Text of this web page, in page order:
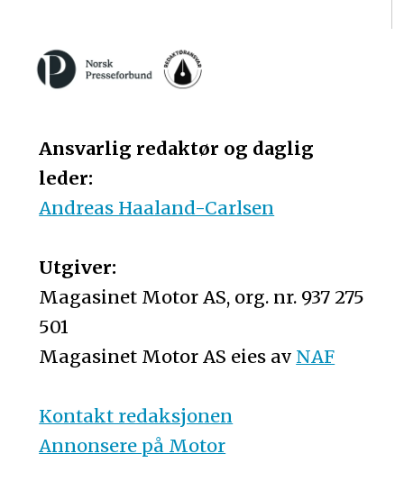
Ansvarlig redaktør og daglig
leder:
Andreas Haaland-Carlsen
Utgiver:
Magasinet Motor AS, org. nr. 937 275
501
Magasinet Motor AS eies av NAF
Kontakt redaksjonen
Annonsere på Motor